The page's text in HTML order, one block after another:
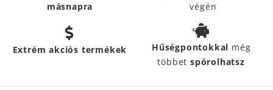
másnapra
végén
Extrém akciós termékek Hűségpontokkal még
többetspórolhatsz